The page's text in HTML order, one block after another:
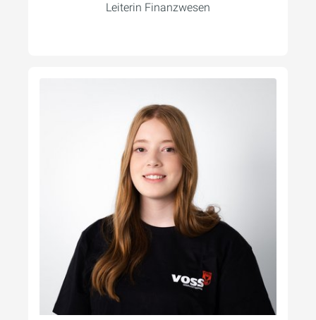
Leiterin Finanzwesen